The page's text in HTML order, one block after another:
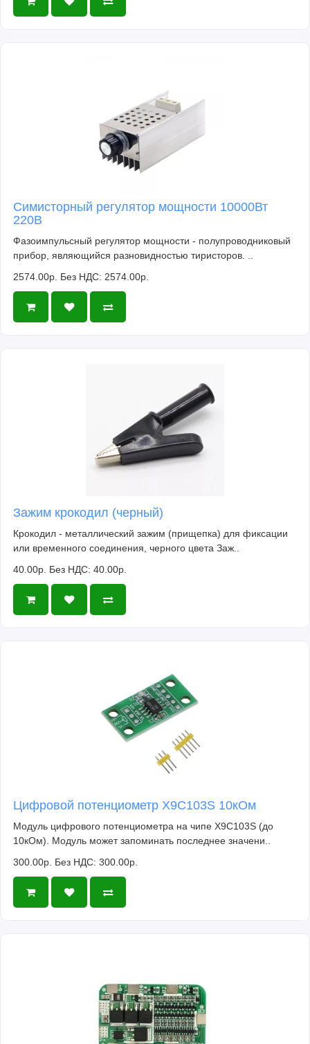
Симисторный регулятор мощности 10000Вт
220В
Фазоимпульсный регулятор мощности - полупроводниковый
прибор, являющийся разновидностью тиристоров. ..
2574.00р. Без НДС: 2574.00р.
Зажим крокодил (черный)
Крокодил - металлический зажим (прищепка) для фиксации
или временного соединения, черного цвета Заж..
40.00р. Без НДС: 40.00р.
Цифровой потенциометр X9C103S 10кОм
Модуль цифрового потенциометра на чипе X9C103S (до
10кОм). Модуль может запоминать последнее значени..
300.00р. Без НДС: 300.00р.